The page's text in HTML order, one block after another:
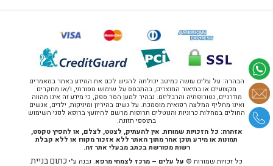
הבהרה: על עלים עושה כמיטב יכולתה להגיש לכם את המידע באתר במאמרים
מקצועיים או בתיאור המוצרים, בהתבסס על שימוש מסורתי, ו/או מחקרים
מודרניים, נטורופתיה והרבליזם. נבהיר למען הסר ספק, כי מידע זה אינו מהווה
ואינו מחליף המלצה רפואית מוסמכת. על נשים בהיריון ומיניקות, ילדים, אנשים
החולים במחלות כרוניות והנוטלים תרופות מרשם להיוועץ ברופא לפני השימוש
בתוספי תזונה.
אזהרה: כל הזכויות שמורות. אין להעתיק, לצטט, לצלם, או להפיץ טקסט,
תמונות או מידע תוכן אחר מתוך האתר ללא אזכור מקורו או ללא קבלת
רשות מפורשת בכתב מבעלי אתר זה.
כל זכויות שמורות © על עלים – מרכז לצמחי מרפא. נבנה ע"יכתום בניית